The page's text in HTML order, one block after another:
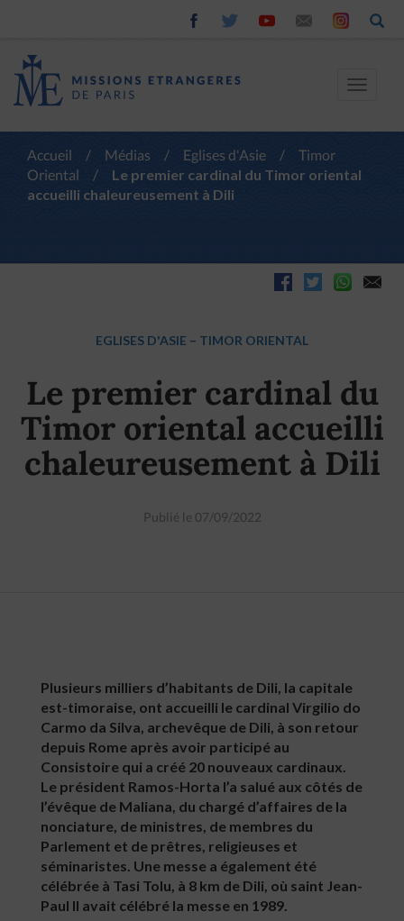
Toggle
Accueil / Médias / Eglises d'Asie /
Timor
Oriental
/
Le premier cardinal du Timor oriental
accueilli chaleureusement à Dili
EGLISES D'ASIE – TIMOR ORIENTAL
Le premier cardinal du
Timor oriental accueilli
chaleureusement à Dili
Publié le 07/09/2022
Plusieurs milliers d’habitants de Dili, la capitale
est-timoraise, ont accueilli le cardinal Virgilio do
Carmo da Silva, archevêque de Dili, à son retour
depuis Rome après avoir participé au
Consistoire qui a créé 20 nouveaux cardinaux.
Le président Ramos-Horta l’a salué aux côtés de
l’évêque de Maliana, du chargé d’affaires de la
nonciature, de ministres, de membres du
Parlement et de prêtres, religieuses et
séminaristes. Une messe a également été
célébrée à Tasi Tolu, à 8 km de Dili, où saint Jean-
Paul II avait célébré la messe en 1989.